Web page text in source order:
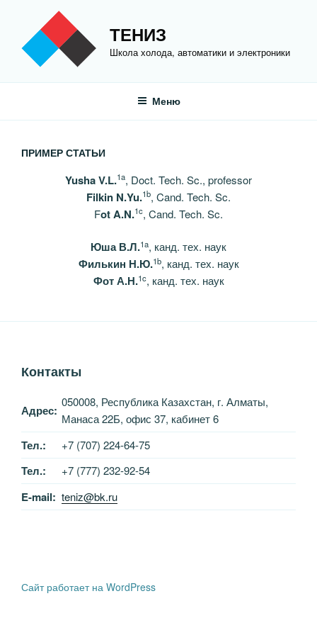
содержимому
ТЕНИЗ
Школа холода, автоматики и электроники
Меню
ПРИМЕР СТАТЬИ
Yusha V.L.1a, Doct. Tech. Sc., professor
Filkin N.Yu.1b, Cand. Tech. Sc.
Fot A.N.1c, Cand. Tech. Sc.
Юша В.Л.1a, канд. тех. наук
Филькин Н.Ю.1b, канд. тех. наук
Фот А.Н.1c, канд. тех. наук
Контакты
Адрес:
050008, Республика Казахстан, г. Алматы,
Манаса 22Б, офис 37, кабинет 6
Тел.: +7 (707) 224-64-75
Тел.: +7 (777) 232-92-54
E-mail: teniz@bk.ru
Сайт работает на WordPress